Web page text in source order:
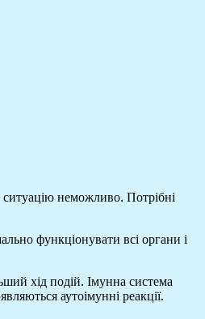
неможливо. Потрібні
функціонувати всі органи і
хід подій. Імунна система
аутоімунні реакції.